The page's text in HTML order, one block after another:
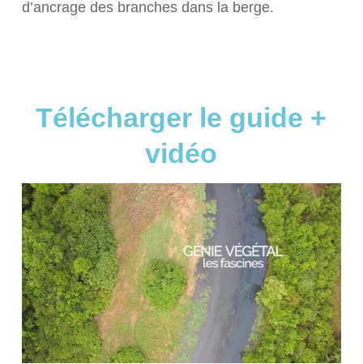
d’ancrage des branches dans la berge.
Télécharger le guide +
vidéo